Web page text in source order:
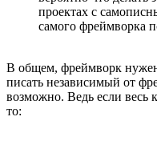
проектах с
самого фреймворка
В общем, фреймворк
писать независимый от
возможно. Ведь если весь
то: